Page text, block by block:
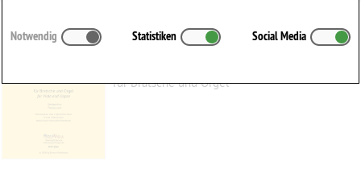
Ostern 26
für Bratsche und Orgel
Notwendig Statistiken Social Media